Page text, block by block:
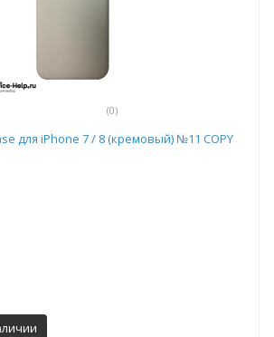
(0)
для iPhone 7 / 8 (кремовый) №11 COPY